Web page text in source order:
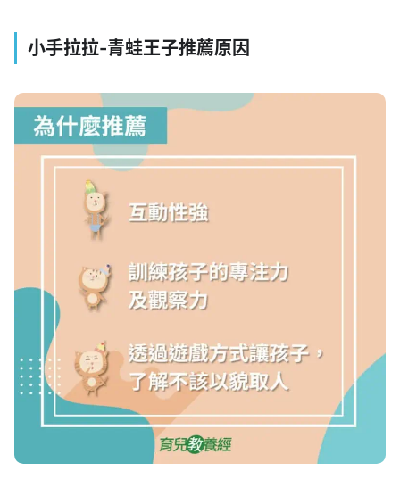
小手拉拉-青蛙王子推薦原因